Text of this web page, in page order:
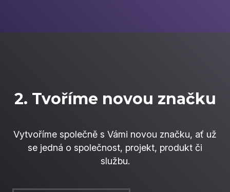
2. Tvoříme novou značku
Vytvoříme společně s Vámi novou značku, ať už
se jedná o společnost, projekt, produkt či
službu.